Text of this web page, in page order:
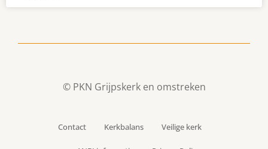
© PKN Grijpskerk en omstreken
Contact Kerkbalans Veilige kerk